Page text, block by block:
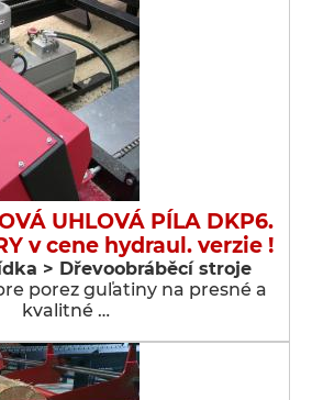
UHLOVÁ PÍLA DKP6.
v cene hydraul. verzie !
> Dřevoobráběcí stroje
porez guľatiny na presné a
kvalitné …